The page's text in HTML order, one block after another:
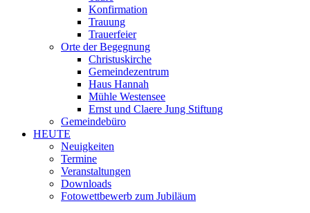
Konfirmation
Trauung
Trauerfeier
Orte der Begegnung
Christuskirche
Gemeindezentrum
Haus Hannah
Mühle Westensee
Ernst und Claere Jung Stiftung
Gemeindebüro
HEUTE
Neuigkeiten
Termine
Veranstaltungen
Downloads
Fotowettbewerb zum Jubiläum